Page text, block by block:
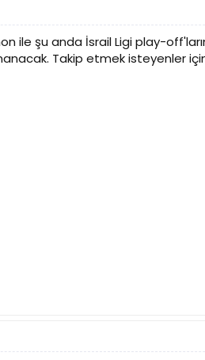
ile şu anda İsrail Ligi play-
Takip etmek isteyenler